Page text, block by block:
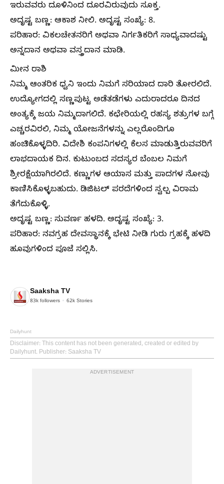
ಇರುವವರು ದೂಳಿನಿಂದ ದೂರವಿರುವುದು ಸೂಕ್ತ.
ಅದೃಷ್ಟ ಬಣ್ಣ: ಆಕಾಶ ನೀಲಿ. ಅದೃಷ್ಟ ಸಂಖ್ಯೆ: 8.
ಪರಿಹಾರ: ವಿಕಲಚೇತನರಿಗೆ ಅಥವಾ ನಿರ್ಗತಿಕರಿಗೆ ಸಾಧ್ಯವಾದಷ್ಟು
ಅನ್ನದಾನ ಅಥವಾ ವಸ್ತ್ರದಾನ ಮಾಡಿ.
ಮೀನ ರಾಶಿ
ನಿಮ್ಮ ಆಂತರಿಕ ಧ್ವನಿ ಇಂದು ನಿಮಗೆ ಸರಿಯಾದ ದಾರಿ ತೋರಲಿದೆ.
ಉದ್ಯೋಗದಲ್ಲಿ ಸಣ್ಣಪುಟ್ಟ ಅಡೆತಡೆಗಳು ಎದುರಾದರೂ ದಿನದ
ಅಂತ್ಯಕ್ಕೆ ಜಯ ನಿಮ್ಮದಾಗಲಿದೆ. ಕಛೇರಿಯಲ್ಲಿ ರಹಸ್ಯ ಶತ್ರುಗಳ ಬಗ್ಗೆ
ಎಚ್ಚರವಿರಲಿ, ನಿಮ್ಮ ಯೋಜನೆಗಳನ್ನು ಎಲ್ಲರೊಂದಿಗೂ
ಹಂಚಿಕೊಳ್ಳದಿರಿ. ವಿದೇಶಿ ಕಂಪನಿಗಳಲ್ಲಿ ಕೆಲಸ ಮಾಡುತ್ತಿರುವವರಿಗೆ
ಲಾಭದಾಯಕ ದಿನ. ಕುಟುಂಬದ ಸದಸ್ಯರ ಬೆಂಬಲ ನಿಮಗೆ
ಶ್ರೀರಕ್ಷೆಯಾಗಿರಲಿದೆ. ಕಣ್ಣುಗಳ ಆಯಾಸ ಮತ್ತು ಪಾದಗಳ ನೋವು
ಕಾಣಿಸಿಕೊಳ್ಳಬಹುದು. ಡಿಜಿಟಲ್ ಪರದೆಗಳಿಂದ ಸ್ವಲ್ಪ ವಿರಾಮ
ತೆಗೆದುಕೊಳ್ಳಿ.
ಅದೃಷ್ಟ ಬಣ್ಣ: ಸುವರ್ಣ ಹಳದಿ. ಅದೃಷ್ಟ ಸಂಖ್ಯೆ: 3.
ಪರಿಹಾರ: ನವಗ್ರಹ ದೇವಸ್ಥಾನಕ್ಕೆ ಭೇಟಿ ನೀಡಿ ಗುರು ಗ್ರಹಕ್ಕೆ ಹಳದಿ
ಹೂವುಗಳಿಂದ ಪೂಜೆ ಸಲ್ಲಿಸಿ.
Saaksha TV
83k followers 62k Stories
Dailyhunt
Disclaimer: This content has not been generated, created or edited by
Dailyhunt. Publisher: Saaksha TV
ADVERTISEMENT